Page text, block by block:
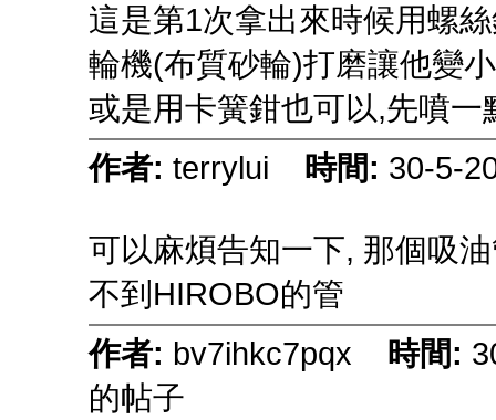
這是第1次拿出來時候用螺
輪機(布質砂輪)打磨讓他變
或是用卡簧鉗也可以,先噴一
作者: terrylui 時間: 30-5-
可以麻煩告知一下, 那個吸
不到HIROBO的管
作者: bv7ihkc7pqx 時間:
的帖子